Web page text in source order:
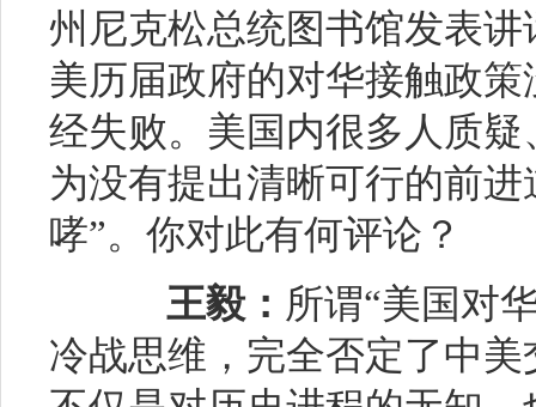
州尼克松总统图书馆发表
美历届政府的对华接触政
经失败。美国内很多人质
为没有提出清晰可行的前
哮”。你对此有何评论？
王毅： 所谓“美国对
冷战思维，完全否定了中